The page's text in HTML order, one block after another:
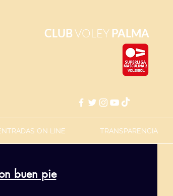
CLUBVOLEY PALMA
ON LINE TRANSPARENCIA
buen pie